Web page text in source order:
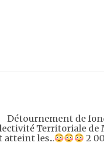
Détournement de
Territoriale de
atteint les...
2